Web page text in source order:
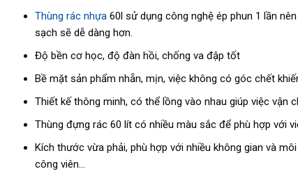
Thùng rác nhựa60l sử dụng công nghệ ép phun 1 lần
sạch sẽ dễ dàng hơn.
Độ bền cơ học, độ đàn hồi, chống va đập tốt
Bề mặt sản phẩm nhẵn, mịn, việc không có góc chết
Thiết kế thông minh, có thể lồng vào nhau giúp việc vận
Thùng đựng rác 60 lít có nhiều màu sắc để phù hợp với
Kích thước vừa phải, phù hợp với nhiều không gian và
công viên…